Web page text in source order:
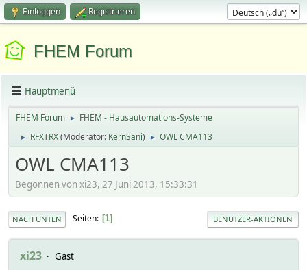
Einloggen Registrieren
FHEM Forum
Hauptmenü
FHEM Forum ► FHEM - Hausautomations-Systeme
► RFXTRX(Moderator: KernSani) ► OWL CMA113
OWL CMA113
Begonnen von xi23, 27 Juni 2013, 15:33:31
NACH UNTEN Seiten 1 BENUTZER-AKTIONEN
xi23 Gast